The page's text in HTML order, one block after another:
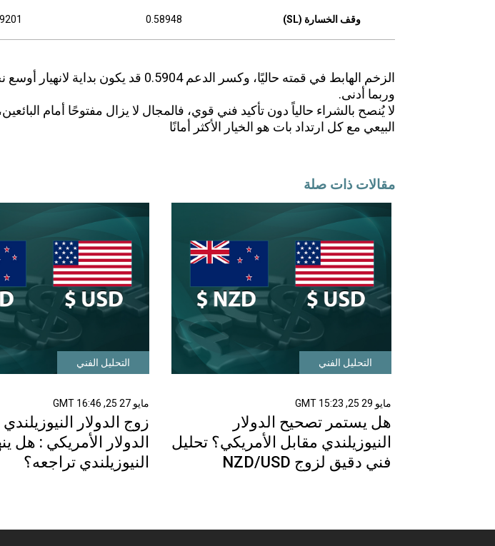
وقف الخسارة (SL) 0.58948
وربما أدنى.
لا يُنصح بالشراء حالياً دون تأكيد فني قوي، فالمجال لا يزال مفتوحًا أمام
البيعي مع كل ارتداد بات هو الخيار الأكثر أمانًا
مقالات ذات صلة
التحليل الفني
مايو 29 25, 15:23 GMT
هل يستمر تصحيح الدولار
النيوزيلندي مقابل الأمريكي؟ تحليل
فني دقيق لزوج NZD/USD
التحليل الفني
مايو 27 25, 16:46 GMT
زوج الدولار
الدولار الأمريكي : هل
النيوزيلندي تراجعه؟